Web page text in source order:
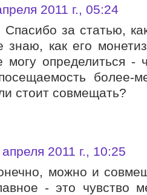
2011 г., 05:24
Спасибо за статью,
знаю, как его
определиться -
более-
стоит совмещать?
2011 г., 10:25
можно и
- это чувство